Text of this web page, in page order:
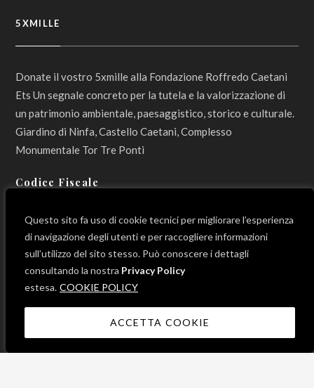
Questo sito fa uso di cookie tecnici per migliorare l’esperienza
di navigazione degli utenti e per raccogliere informazioni
sull’utilizzo del sito stesso. Può conoscere i dettagli
consultando la nostra Privacy Policy
estesa. COOKIE POLICY
ACCETTA COOKIE
5XMILLE
Donate il vostro 5xmille alla Fondazione Roffredo Caetani
Ets Un segnale concreto per la tutela e la valorizzazione di
un patrimonio ambientale, paesaggistico, storico e culturale.
Giardino di Ninfa, Castello Caetani, Complesso
Monumentale Tor Tre Ponti
Codice Fiscale
LINK UTILI
Progetti